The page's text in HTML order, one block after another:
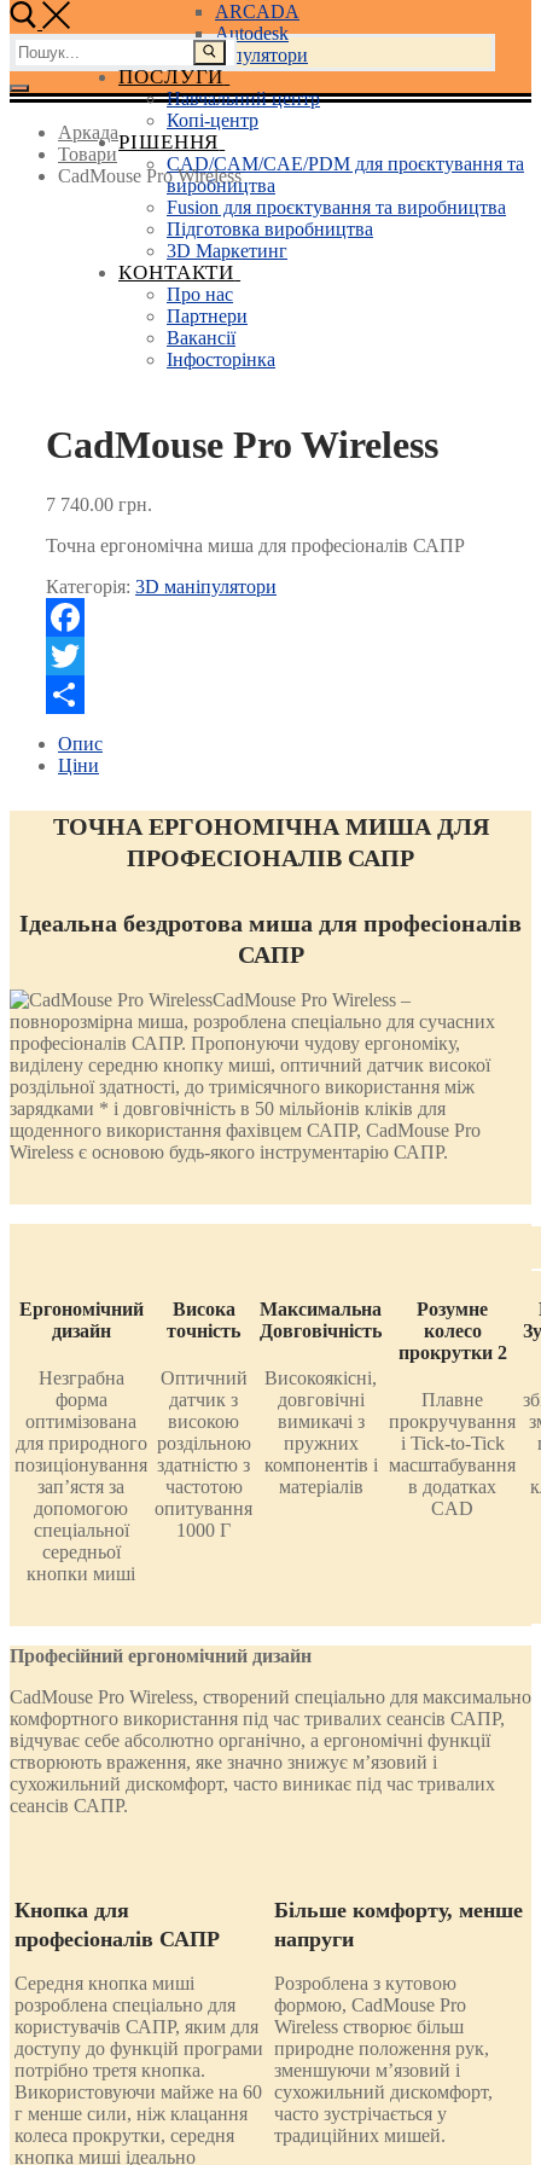
ARCADA
Autodesk
3D маніпулятори
ПОСЛУГИ
Навчальний центр
Копі-центр
РІШЕННЯ
CAD/CAM/CAE/PDM для проєктування та
виробництва
Fusion для проєктування та виробництва
Підготовка виробництва
3D Маркетинг
КОНТАКТИ
Про нас
Партнери
Вакансії
Інфосторінка
Пошук:
Аркада
Товари
CadMouse Pro Wireless
CadMouse Pro Wireless
7 740.00 грн.
Точна ергономічна миша для професіоналів САПР
Категорія: 3D маніпулятори
Facebook
Twitter
Поділитися
Опис
Ціни
ТОЧНА ЕРГОНОМІЧНА МИША ДЛЯ
ПРОФЕСІОНАЛІВ САПР
Ідеальна бездротова миша для професіоналів
САПР
CadMouse Pro Wireless –
повнорозмірна миша, розроблена спеціально для сучасних
професіоналів САПР. Пропонуючи чудову ергономіку,
виділену середню кнопку миші, оптичний датчик високої
роздільної здатності, до тримісячного використання між
зарядками * і довговічність в 50 мільйонів кліків для
щоденного використання фахівцем САПР, CadMouse Pro
Wireless є основою будь-якого інструментарію САПР.
Ергономічний
дизайн
Незграбна
форма
оптимізована
для природного
позиціонування
зап’ястя за
допомогою
спеціальної
середньої
кнопки миші
Висока
точність
Оптичний
датчик з
високою
роздільною
здатністю з
частотою
опитування
1000 Г
Максимальна
Довговічність
Високоякісні,
довговічні
вимикачі з
пружних
компонентів і
матеріалів
Розумне
колесо
прокрутки 2
Плавне
прокручування
і Tick-to-Tick
масштабування
в додатках
CAD
Професійний ергономічний дизайн
CadMouse Pro Wireless, створений спеціально для максимально
комфортного використання під час тривалих сеансів САПР,
відчуває себе абсолютно органічно, а ергономічні функції
створюють враження, яке значно знижує м’язовий і
сухожильний дискомфорт, часто виникає під час тривалих
сеансів САПР.
Кнопка для
професіоналів САПР
Середня кнопка миші
розроблена спеціально для
користувачів САПР, яким для
доступу до функцій програми
потрібно третя кнопка.
Використовуючи майже на 60
г менше сили, ніж клацання
колеса прокрутки, середня
кнопка миші ідеально
Більше комфорту, менше
напруги
Розроблена з кутовою
формою, CadMouse Pro
Wireless створює більш
природне положення рук,
зменшуючи м’язовий і
сухожильний дискомфорт,
часто зустрічається у
традиційних мишей.